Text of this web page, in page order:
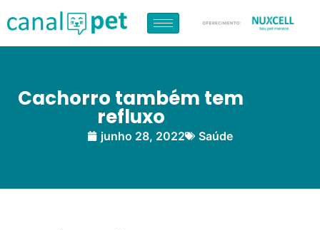
Cachorro também tem
refluxo
junho 28, 2022 Saúde